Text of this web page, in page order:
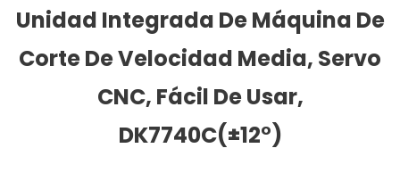
Unidad Integrada De Máquina De
Corte De Velocidad Media, Servo
CNC, Fácil De Usar,
DK7740C(±12°)